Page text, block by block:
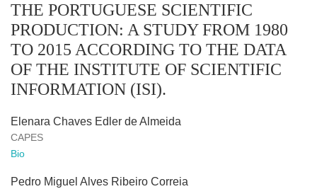
THE PORTUGUESE SCIENTIFIC
PRODUCTION: A STUDY FROM 1980
TO 2015 ACCORDING TO THE DATA
OF THE INSTITUTE OF SCIENTIFIC
INFORMATION (ISI).
Elenara Chaves Edler de Almeida
CAPES
Bio
Pedro Miguel Alves Ribeiro Correia